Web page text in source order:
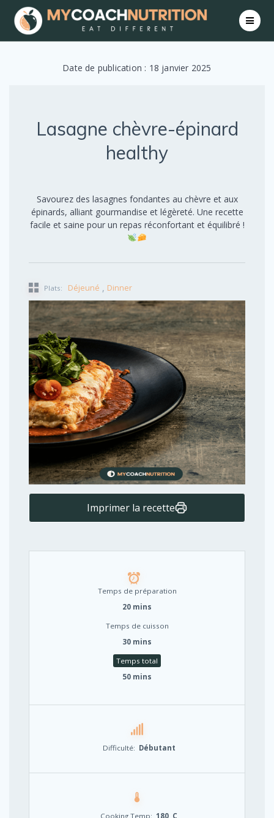
to
content
Date de publication : 18 janvier 2025
Lasagne chèvre-épinard
healthy
Savourez des lasagnes fondantes au chèvre et aux
épinards, alliant gourmandise et légèreté. Une recette
facile et saine pour un repas réconfortant et équilibré !
Plats: Déjeuné , Dinner
Imprimer la recette
Temps de préparation
20 mins
Temps de cuisson
30 mins
Temps total
50 mins
Difficulté: Débutant
Cooking Temp: 180 C